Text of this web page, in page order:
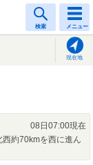
検索 メニュー
現在地
08日07:00現在
約70kmを西に進ん